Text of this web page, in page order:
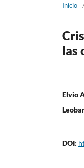
Inicio
las
Elvio
DOI: